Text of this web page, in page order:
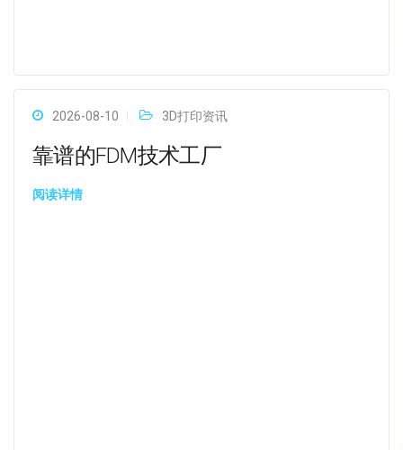
2026-08-10 3D打印资讯
靠谱的FDM技术工厂
阅读详情